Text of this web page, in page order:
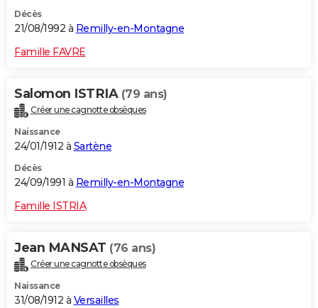
Décès
21/08/1992 à Remilly-en-Montagne
Famille FAVRE
Salomon ISTRIA (79 ans)
Créer une cagnotte obsèques
Naissance
24/01/1912 à Sartène
Décès
24/09/1991 à Remilly-en-Montagne
Famille ISTRIA
Jean MANSAT (76 ans)
Créer une cagnotte obsèques
Naissance
31/08/1912 à Versailles